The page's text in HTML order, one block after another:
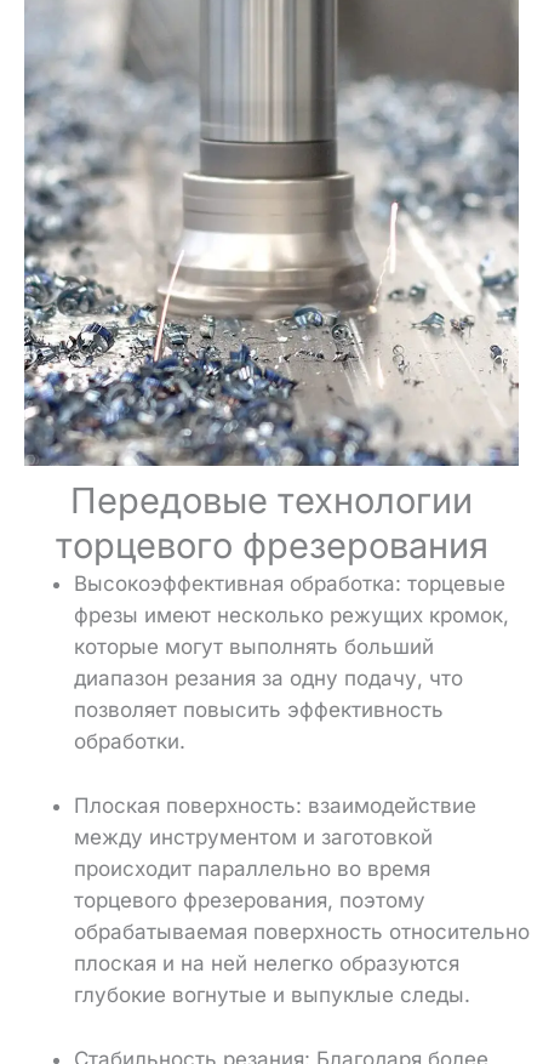
Передовые технологии
торцевого фрезерования
Высокоэффективная обработка: торцевые
фрезы имеют несколько режущих кромок,
которые могут выполнять больший
диапазон резания за одну подачу, что
позволяет повысить эффективность
обработки.
Плоская поверхность: взаимодействие
между инструментом и заготовкой
происходит параллельно во время
торцевого фрезерования, поэтому
обрабатываемая поверхность относительно
плоская и на ней нелегко образуются
глубокие вогнутые и выпуклые следы.